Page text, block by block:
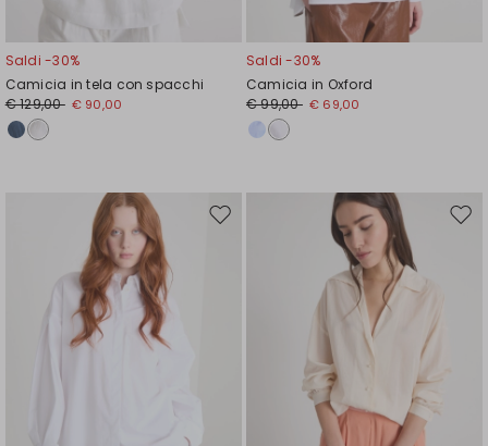
Saldi -30%
Camicia in tela con spacchi
€ 129,00 € 90,00
Saldi -30%
Camicia in Oxford
€ 99,00 € 69,00
Sposta